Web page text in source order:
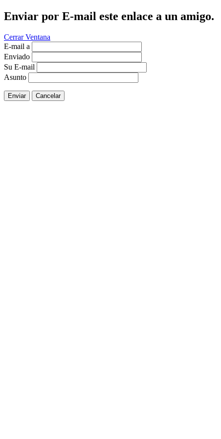
Enviar por E-mail este enlace a un amigo.
Cerrar Ventana
E-mail a
Enviado
Su E-mail
Asunto
Enviar Cancelar